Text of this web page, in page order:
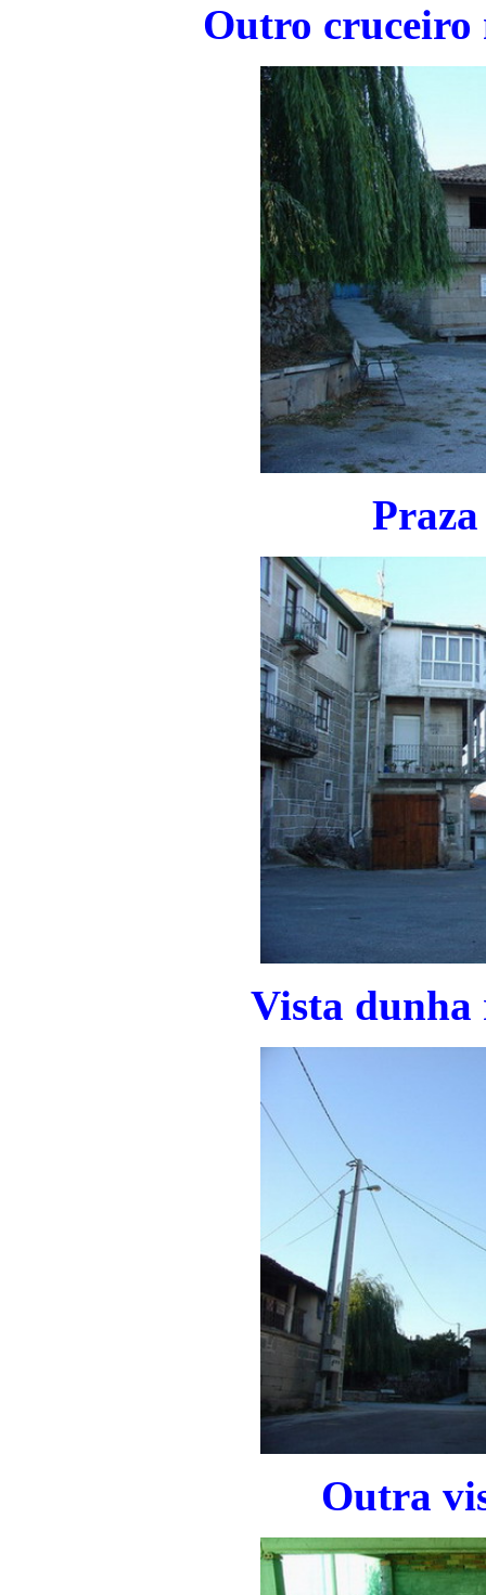
Outro cruceiro
Vista
Outra